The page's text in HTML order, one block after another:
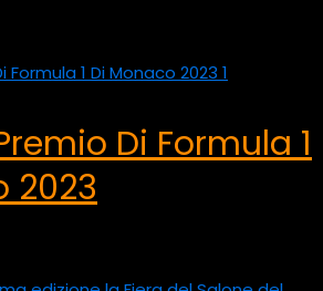
Di Formula 1
2023